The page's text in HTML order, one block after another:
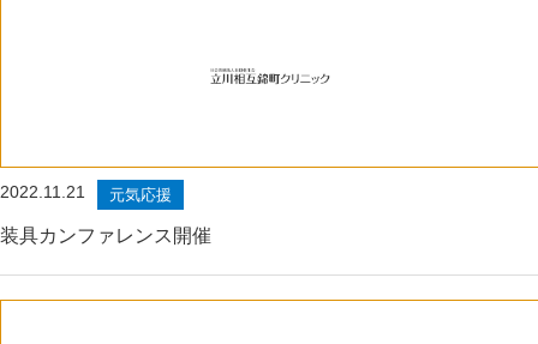
2022.11.21 元気応援
装具カンファレンス開催